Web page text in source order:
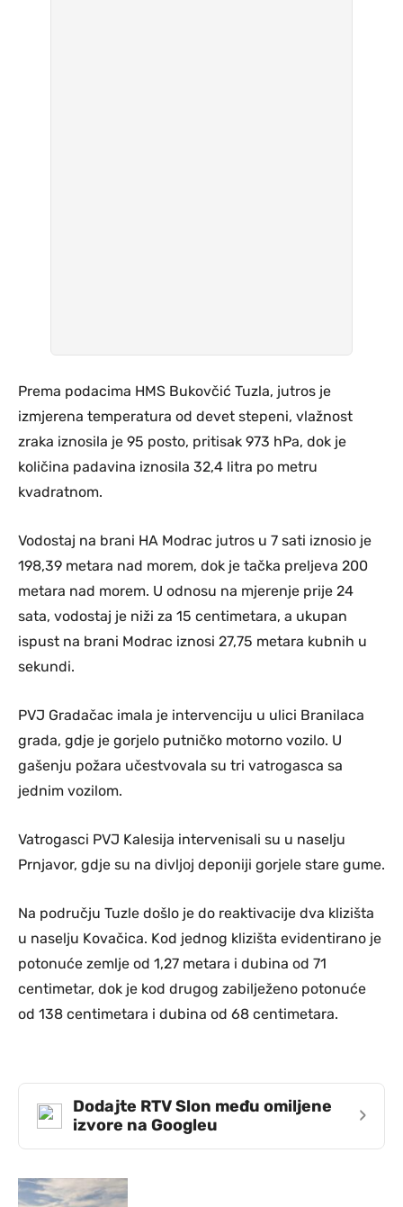
Prema podacima HMS Bukovčić Tuzla, jutros je
izmjerena temperatura od devet stepeni, vlažnost
zraka iznosila je 95 posto, pritisak 973 hPa, dok je
količina padavina iznosila 32,4 litra po metru
kvadratnom.
Vodostaj na brani HA Modrac jutros u 7 sati iznosio je
198,39 metara nad morem, dok je tačka preljeva 200
metara nad morem. U odnosu na mjerenje prije 24
sata, vodostaj je niži za 15 centimetara, a ukupan
ispust na brani Modrac iznosi 27,75 metara kubnih u
sekundi.
PVJ Gradačac imala je intervenciju u ulici Branilaca
grada, gdje je gorjelo putničko motorno vozilo. U
gašenju požara učestvovala su tri vatrogasca sa
jednim vozilom.
Vatrogasci PVJ Kalesija intervenisali su u naselju
Prnjavor, gdje su na divljoj deponiji gorjele stare gume.
Na području Tuzle došlo je do reaktivacije dva klizišta
u naselju Kovačica. Kod jednog klizišta evidentirano je
potonuće zemlje od 1,27 metara i dubina od 71
centimetar, dok je kod drugog zabilježeno potonuće
od 138 centimetara i dubina od 68 centimetara.
Dodajte RTV Slon među omiljene
izvore na Googleu
›